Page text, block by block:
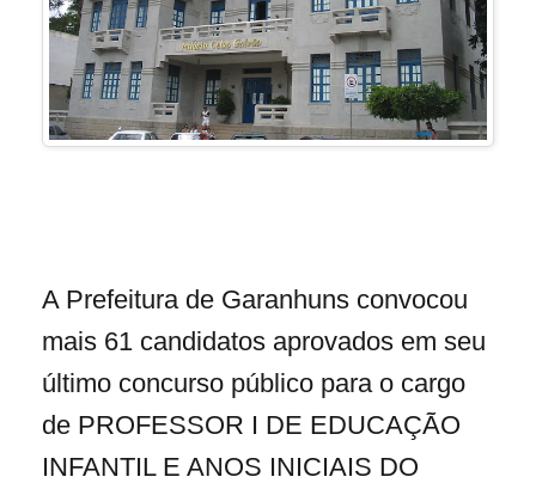
A Prefeitura de Garanhuns convocou
mais 61 candidatos aprovados em seu
último concurso público para o cargo
de PROFESSOR I DE EDUCAÇÃO
INFANTIL E ANOS INICIAIS DO